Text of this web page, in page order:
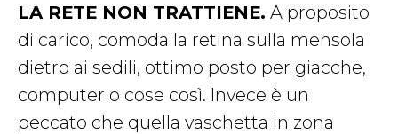
LA RETE NON TRATTIENE. A proposito
di carico, comoda la retina sulla mensola
dietro ai sedili, ottimo posto per giacche,
computer o cose così. Invece è un
peccato che quella vaschetta in zona